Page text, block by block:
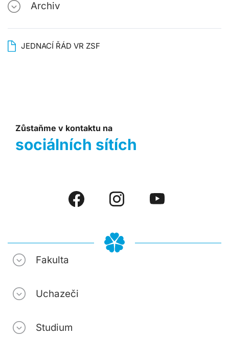
Archiv
JEDNACÍ ŘÁD VR ZSF
Zůstaňme v kontaktu na
sociálních sítích
Fakulta
Uchazeči
Studium